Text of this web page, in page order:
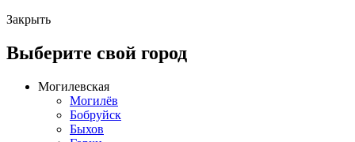
Закрыть
Выберите свой город
Могилевская
Могилёв
Бобруйск
Быхов